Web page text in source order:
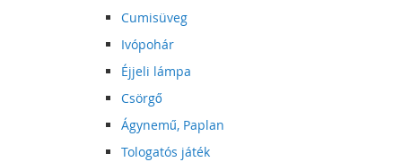
Cumisüveg
Ivópohár
Éjjeli lámpa
Csörgő
Ágynemű, Paplan
Tologatós játék